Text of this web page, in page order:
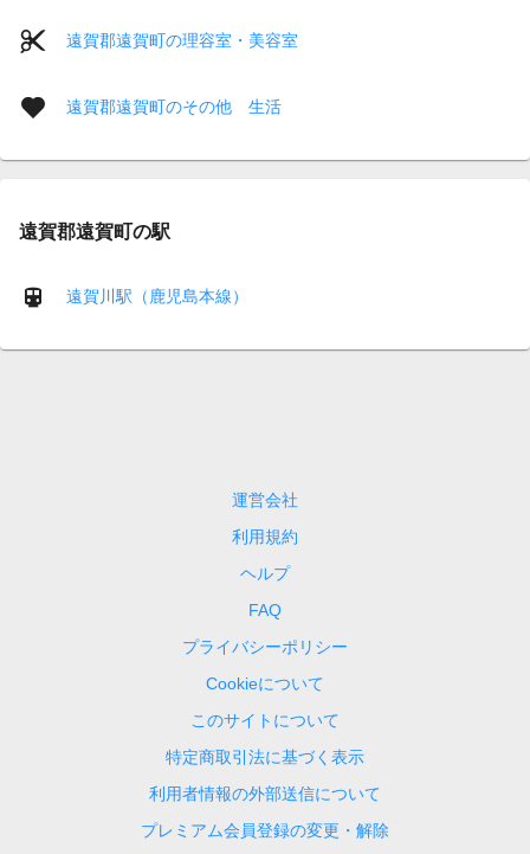
遠賀郡遠賀町の理容室・美容室
遠賀郡遠賀町のその他 生活
遠賀郡遠賀町の駅
遠賀川駅（鹿児島本線）
運営会社
利用規約
ヘルプ
FAQ
プライバシーポリシー
Cookieについて
このサイトについて
特定商取引法に基づく表示
利用者情報の外部送信について
プレミアム会員登録の変更・解除